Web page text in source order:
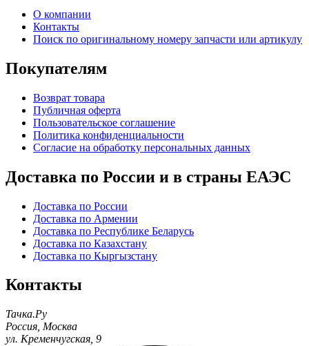
О компании
Контакты
Поиск по оригинальному номеру запчасти или артикулу
Покупателям
Возврат товара
Публичная оферта
Пользовательское соглашение
Политика конфиденциальности
Согласие на обработку персональных данных
Доставка по России и в страны ЕАЭС
Доставка по России
Доставка по Армении
Доставка по Республике Беларусь
Доставка по Казахстану
Доставка по Кыргызстану
Контакты
Тачка.Ру
Россия Москва
ул. Кременчугская, 9